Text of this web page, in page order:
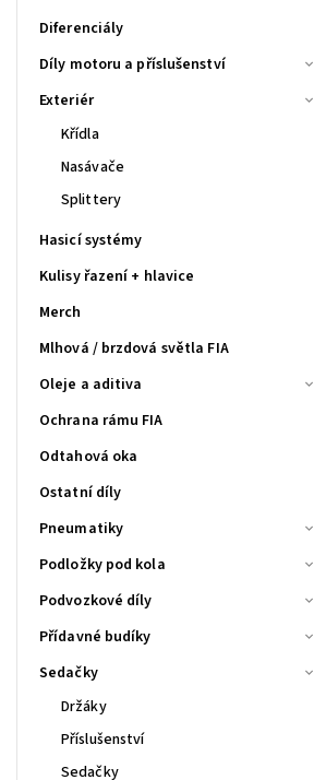
Diferenciály
Díly motoru a příslušenství
Exteriér
Křídla
Nasávače
Splittery
Hasicí systémy
Kulisy řazení + hlavice
Merch
Mlhová / brzdová světla FIA
Oleje a aditiva
Ochrana rámu FIA
Odtahová oka
Ostatní díly
Pneumatiky
Podložky pod kola
Podvozkové díly
Přídavné budíky
Sedačky
Držáky
Příslušenství
Sedačky